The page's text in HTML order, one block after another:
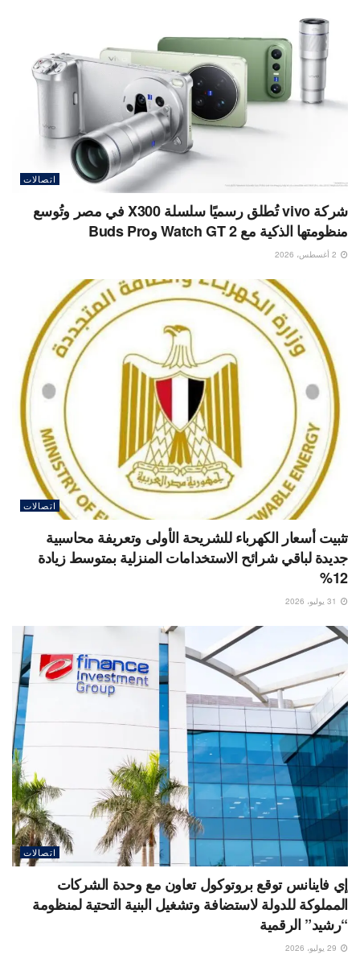
اتصالات
شركة vivo تُطلق رسميًا سلسلة X300 في مصر وتُوسع
منظومتها الذكية مع Watch GT 2 وBuds Pro
اتصالات
تثبيت أسعار الكهرباء للشريحة الأولى وتعريفة محاسبية
جديدة لباقي شرائح الاستخدامات المنزلية بمتوسط زيادة
12%
اتصالات
إي فاينانس توقع بروتوكول تعاون مع وحدة الشركات
المملوكة للدولة لاستضافة وتشغيل البنية التحتية لمنظومة
“رشيد” الرقمية